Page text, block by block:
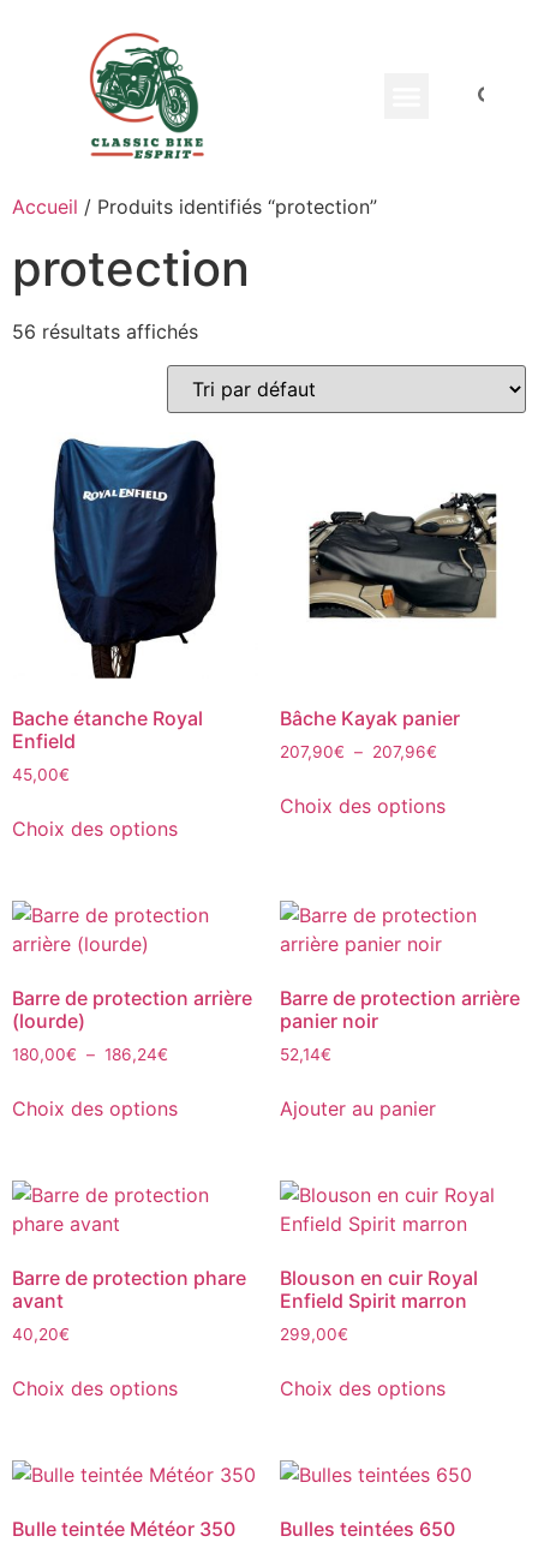
Accueil / Produits identifiés “protection”
protection
56 résultats affichés
Bache étanche Royal
Enfield
45,00€
Choix des options
Bâche Kayak panier
207,90€ – 207,96€
Choix des options
Barre de protection arrière
(lourde)
180,00€ – 186,24€
Choix des options
Barre de protection arrière
panier noir
52,14€
Ajouter au panier
Barre de protection phare
avant
40,20€
Choix des options
Blouson en cuir Royal
Enfield Spirit marron
299,00€
Choix des options
Bulle teintée Météor 350 Bulles teintées 650